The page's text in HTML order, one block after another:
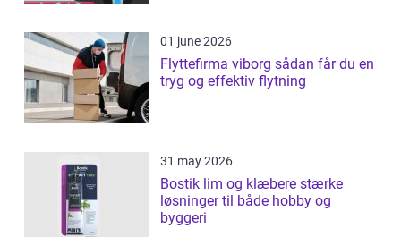
01 june 2026
Flyttefirma viborg sådan får du en
tryg og effektiv flytning
31 may 2026
Bostik lim og klæbere stærke
løsninger til både hobby og
byggeri